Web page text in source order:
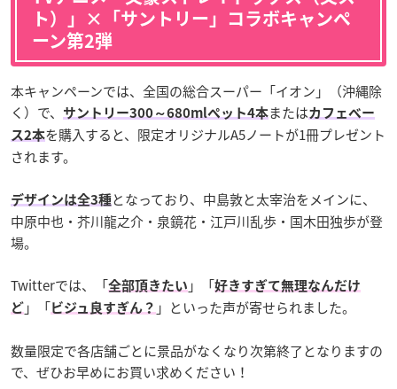
ト）」×「サントリー」コラボキャンペ
ーン第2弾
本キャンペーンでは、全国の総合スーパー「イオン」（沖縄除
く）で、
サントリー300～680mlペット4本またはカフェベー
ス2本を購入すると、限定オリジナルA5ノートが1冊プレゼント
されます。
デザインは全3種となっており、中島敦と太宰治をメインに、
中原中也・芥川龍之介・泉鏡花・江戸川乱歩・国木田独歩が登
場。
Twitterでは、「全部頂きたい 」「好きすぎて無理なんだけ
ど 」「 ビジュ良すぎん？ 」といった声が寄せられました。
数量限定で各店舗ごとに景品がなくなり次第終了となりますの
で、ぜひお早めにお買い求めください！